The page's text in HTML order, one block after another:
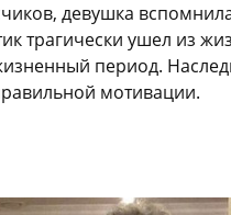
девушка
трагически ушел из
период.
мотивации.